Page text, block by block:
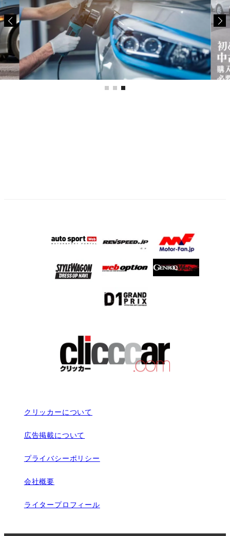
クリッカーについて
広告掲載について
プライバシーポリシー
会社概要
ライタープロフィール